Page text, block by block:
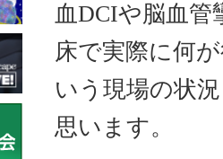
血DCIや脳血管
床で実際に何
いう現場の状
思います。